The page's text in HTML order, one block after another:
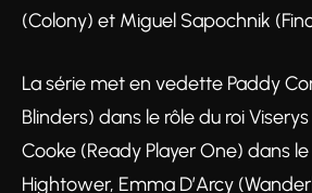
(Colony) et Miguel Sapochnik
La série met en vedette Paddy
Blinders) dans le rôle du roi
Cooke (Ready Player One) dans le
Hightower, Emma D’Arcy